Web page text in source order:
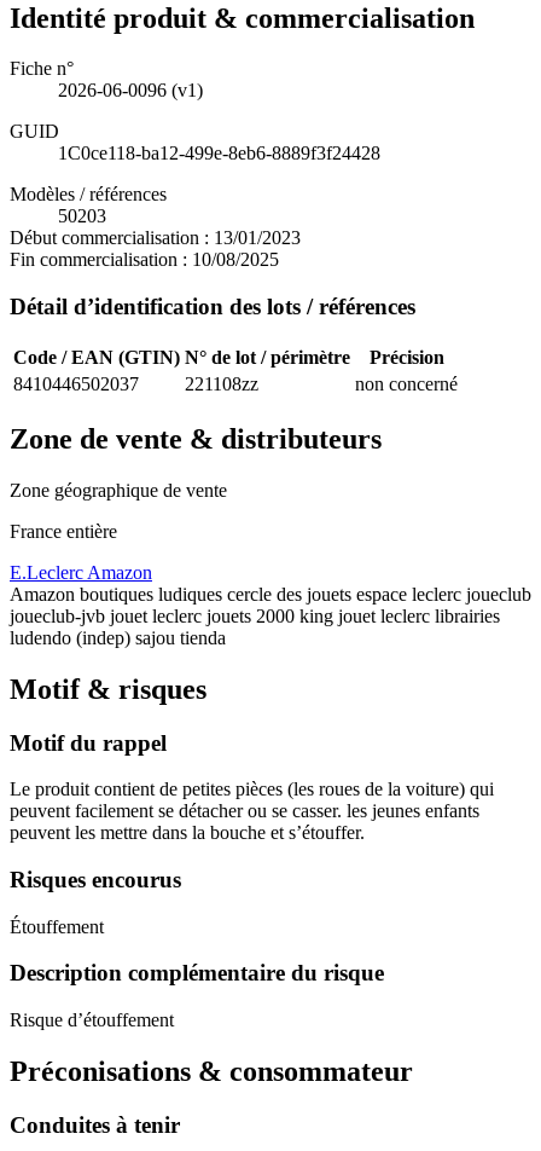
Identité produit & commercialisation
Fiche n°
2026-06-0096 (v1)
GUID
1C0ce118-ba12-499e-8eb6-8889f3f24428
Modèles / références
50203
Début commercialisation : 13/01/2023
Fin commercialisation : 10/08/2025
Détail d’identification des lots / références
Code / EAN (GTIN) N° de lot / périmètre
Précision
8410446502037
221108zz non concerné
Zone de vente & distributeurs
Zone géographique de vente
France entière
E.Leclerc Amazon
Amazon boutiques ludiques cercle des jouets espace leclerc joueclub
joueclub-jvb jouet leclerc jouets 2000 king jouet leclerc librairies
ludendo (indep) sajou tienda
Motif & risques
Motif du rappel
Le produit contient de petites pièces (les roues de la voiture) qui
peuvent facilement se détacher ou se casser. les jeunes enfants
peuvent les mettre dans la bouche et s’étouffer.
Risques encourus
Étouffement
Description complémentaire du risque
Risque d’étouffement
Préconisations & consommateur
Conduites à tenir